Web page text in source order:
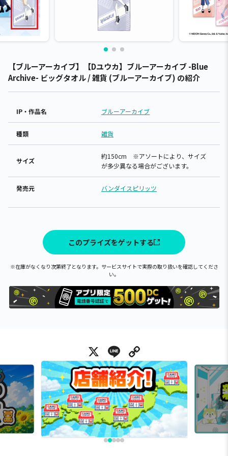
【ブルーアーカイブ】【Dユウカ】ブルーアーカイブ -Blue
Archive- ビッグタオル / 雑貨 (ブルーアーカイブ) の紹介
IP・作品名 ブルーアーカイブ
種類 雑貨
サイズ
約150cm ※アソートにより、サイズ
が多少異なる場合がございます。
発売元 バンダイスピリッツ
このプライズをゲットする
※在庫がなくなり次第終了となります。サービスサイトで実際の取り扱いを確認してくださ
い。
X Line